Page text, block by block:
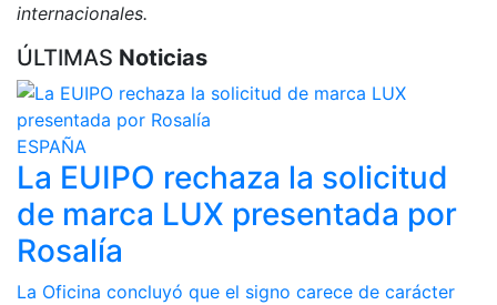
internacionales.
ÚLTIMAS Noticias
ESPAÑA
La EUIPO rechaza la solicitud
de marca LUX presentada por
Rosalía
La Oficina concluyó que el signo carece de carácter